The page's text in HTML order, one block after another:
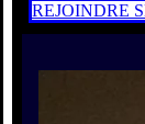
REJOINDRE